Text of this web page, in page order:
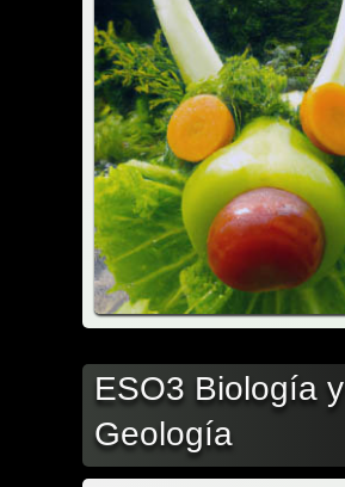
ESO3 Biología y
Geología